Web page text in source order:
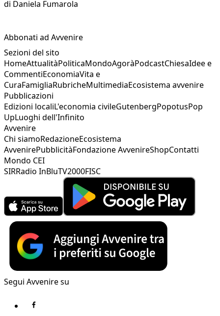
di Daniela Fumarola
Abbonati ad Avvenire
Sezioni del sito
HomeAttualitàPoliticaMondoAgoràPodcastChiesaIdee e
CommentiEconomiaVita e
CuraFamigliaRubricheMultimediaEcosistema avvenire
Pubblicazioni
Edizioni localiL'economia civileGutenbergPopotusPop
UpLuoghi dell'Infinito
Avvenire
Chi siamoRedazioneEcosistema
AvvenirePubblicitàFondazione AvvenireShopContatti
Mondo CEI
SIRRadio InBluTV2000FISC
Segui Avvenire su